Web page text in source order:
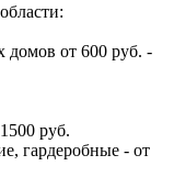
от 600 руб. -
руб.
гардеробные - от